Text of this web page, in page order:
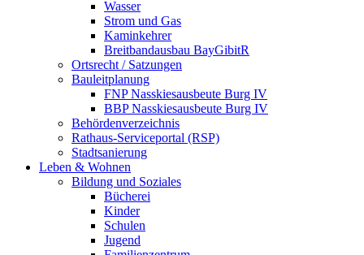
Wasser
Strom und Gas
Kaminkehrer
Breitbandausbau BayGibitR
Ortsrecht / Satzungen
Bauleitplanung
FNP Nasskiesausbeute Burg IV
BBP Nasskiesausbeute Burg IV
Behördenverzeichnis
Rathaus-Serviceportal (RSP)
Stadtsanierung
Leben & Wohnen
Bildung und Soziales
Bücherei
Kinder
Schulen
Jugend